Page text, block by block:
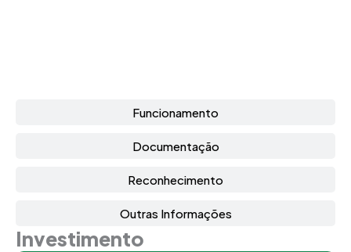
Funcionamento
Documentação
Reconhecimento
Outras Informações
Investimento